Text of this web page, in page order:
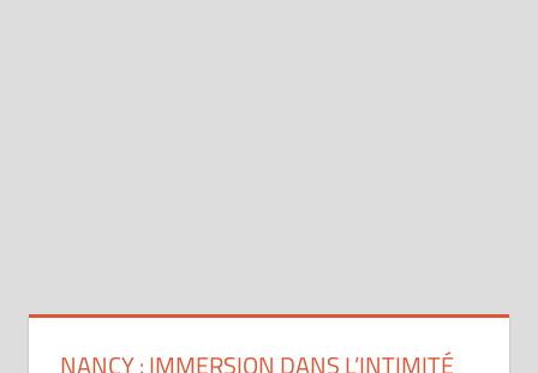
NANCY : IMMERSION DANS L’INTIMITÉ